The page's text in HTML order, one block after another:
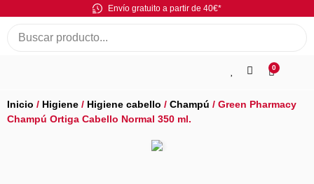
Envío gratuito a partir de 40€*
0
Inicio / Higiene / Higiene cabello / Champú / Green Pharmacy
Champú Ortiga Cabello Normal 350 ml.